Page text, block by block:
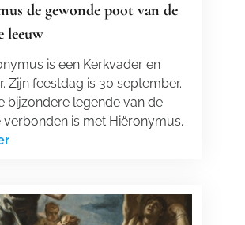
de gewonde poot van de
leeuw
is een Kerkvader en
Zijn feestdag is 30 september.
bijzondere legende van de
verbonden is met Hiëronymus.